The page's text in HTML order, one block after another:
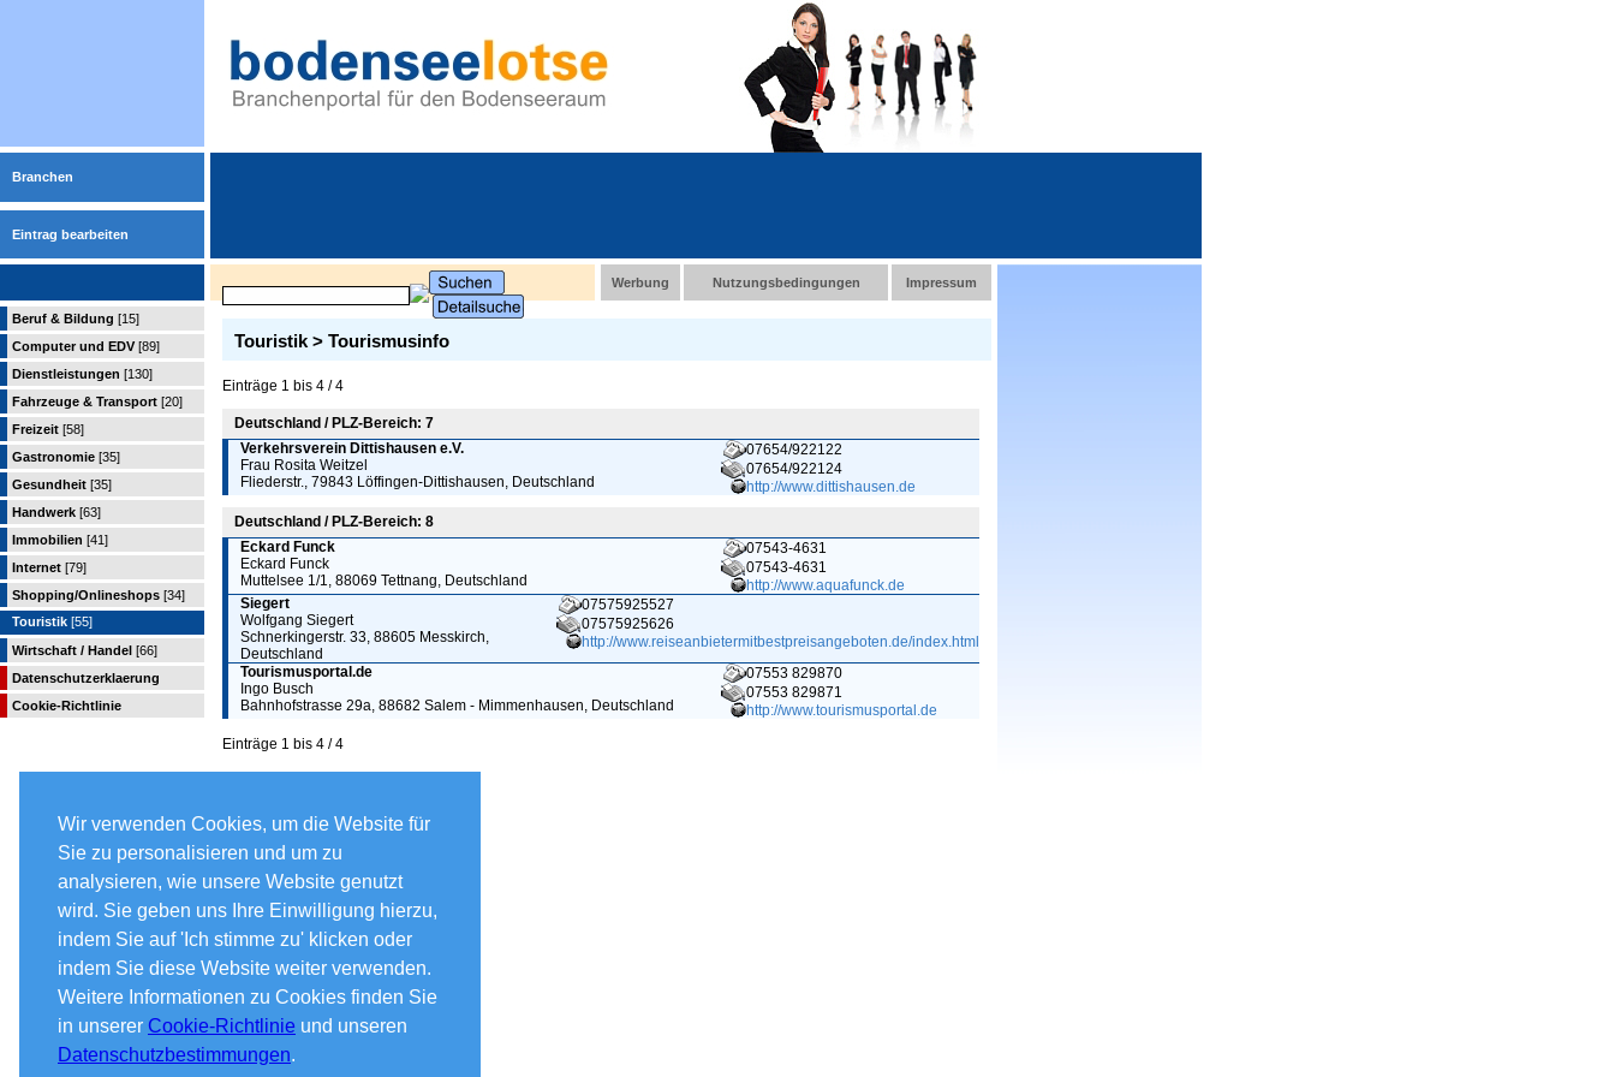
Wir verwenden Cookies, um die Website für
Sie zu personalisieren und um zu
analysieren, wie unsere Website genutzt
wird. Sie geben uns Ihre Einwilligung hierzu,
indem Sie auf 'Ich stimme zu' klicken oder
indem Sie diese Website weiter verwenden.
Weitere Informationen zu Cookies finden Sie
in unserer Cookie-Richtlinie und unseren
Datenschutzbestimmungen.
Branchen
Eintrag bearbeiten
Werbung Nutzungsbedingungen Impressum
Beruf & Bildung [15]
Computer und EDV [89]
Dienstleistungen [130]
Fahrzeuge & Transport [20]
Freizeit [58]
Gastronomie [35]
Gesundheit [35]
Handwerk [63]
Immobilien [41]
Internet [79]
Shopping/Onlineshops [34]
Touristik [55]
Wirtschaft / Handel [66]
Datenschutzerklaerung
Cookie-Richtlinie
Touristik > Tourismusinfo
Einträge 1 bis 4 / 4
Deutschland / PLZ-Bereich: 7
Verkehrsverein Dittishausen e.V.
Frau Rosita Weitzel
Fliederstr., 79843 Löffingen-Dittishausen, Deutschland
07654/922122
07654/922124
http://www.dittishausen.de
Deutschland / PLZ-Bereich: 8
Eckard Funck
Eckard Funck
Muttelsee 1/1, 88069 Tettnang, Deutschland
07543-4631
07543-4631
http://www.aquafunck.de
Siegert
Wolfgang Siegert
Schnerkingerstr. 33, 88605 Messkirch,
Deutschland
07575925527
07575925626
http://www.reiseanbietermitbestpreisangeboten.de/index.html
Tourismusportal.de
Ingo Busch
Bahnhofstrasse 29a, 88682 Salem - Mimmenhausen, Deutschland
07553 829870
07553 829871
http://www.tourismusportal.de
Einträge 1 bis 4 / 4